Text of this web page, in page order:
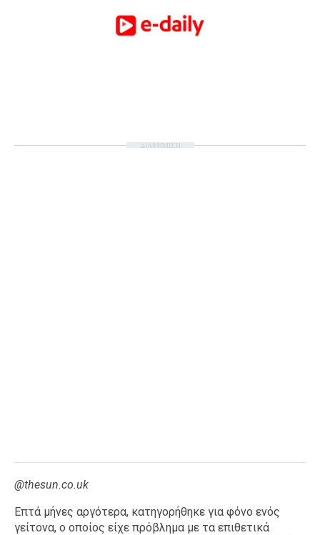
ΔΙΑΦΗΜΙΣΗ
@thesun.co.uk
Επτά μήνες αργότερα, κατηγορήθηκε για φόνο ενός
γείτονα, ο οποίος είχε πρόβλημα με τα επιθετικά